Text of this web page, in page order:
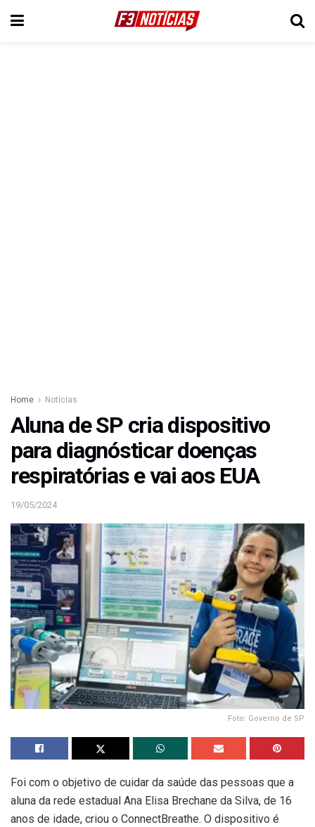
Home Notícias
Aluna de SP cria dispositivo
para diagnósticar doenças
respiratórias e vai aos EUA
19/05/2024
Foto: Governo de SP
Foi com o objetivo de cuidar da saúde das pessoas que a
aluna da rede estadual Ana Elisa Brechane da Silva, de 16
anos de idade, criou o ConnectBreathe. O dispositivo é